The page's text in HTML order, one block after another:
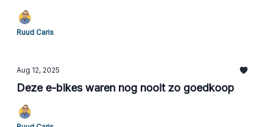
Ruud Caris
Aug 12, 2025
Deze e-bikes waren nog nooit zo goedkoop